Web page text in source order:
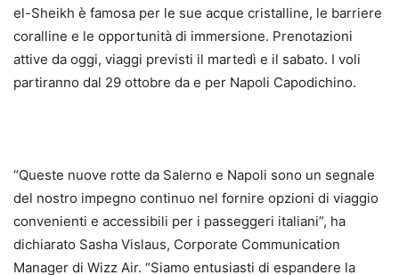
el-Sheikh è famosa per le sue acque cristalline, le barriere
coralline e le opportunità di immersione. Prenotazioni
attive da oggi, viaggi previsti il martedì e il sabato. I voli
partiranno dal 29 ottobre da e per Napoli Capodichino.
“Queste nuove rotte da Salerno e Napoli sono un segnale
del nostro impegno continuo nel fornire opzioni di viaggio
convenienti e accessibili per i passeggeri italiani”, ha
dichiarato Sasha Vislaus, Corporate Communication
Manager di Wizz Air. “Siamo entusiasti di espandere la